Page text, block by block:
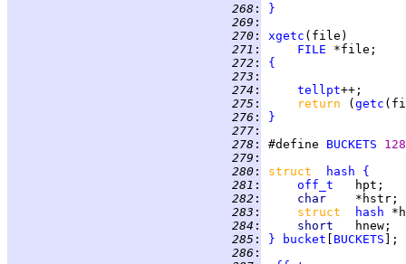
268 :
}
269 :
270 : xgetc
271 : FILE
272 :
{
273 :
274 : tellpt
275 : return ( getc
276 :
}
277 :
278 : #define BUCKETS
128
279 :
280 : struct hash
{
281 : off_t
282 : char
283 : struct
hash
284 : short
285 : } bucket BUCKETS
286 :